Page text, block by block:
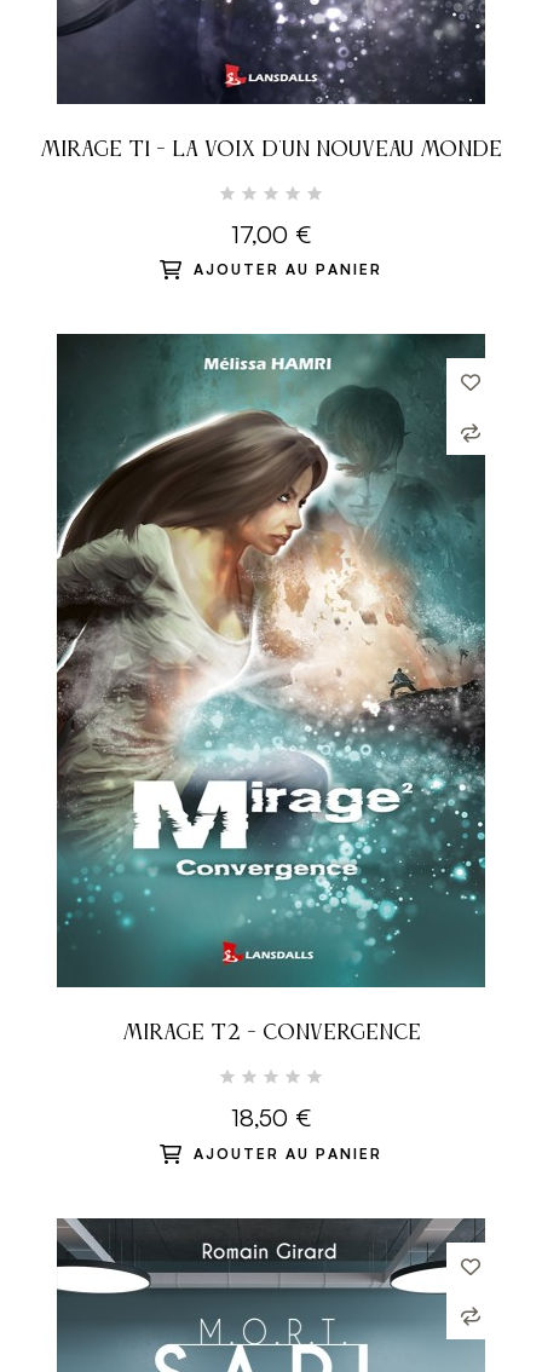
MIRAGE T1 - LA VOIX D'UN NOUVEAU MONDE
17,00 €
AJOUTER AU PANIER
MIRAGE T2 - CONVERGENCE
18,50 €
AJOUTER AU PANIER